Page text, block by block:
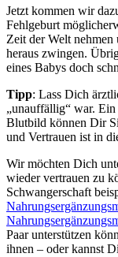
Jetzt kommen wir
Fehlgeburt
Zeit der Welt
heraus zwingen.
eines Babys doch
Tipp: Lass Dich
„unauffällig“ war.
Blutbild können Dir
und Vertrauen ist in
Wir möchten Dich
wieder vertrauen zu
Schwangerschaft
Paar unterstützen
ihnen – oder kannst